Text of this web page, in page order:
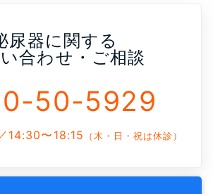
尿器に関する
合わせ・ご相談
50-5929
14:30〜18:15 （木・日・祝は休診）